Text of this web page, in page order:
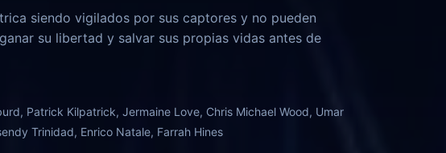
siendo vigilados por sus captores y no pueden
su libertad y salvar sus propias vidas antes de
Patrick Kilpatrick, Jermaine Love, Chris Michael Wood, Umar
Trinidad, Enrico Natale, Farrah Hines